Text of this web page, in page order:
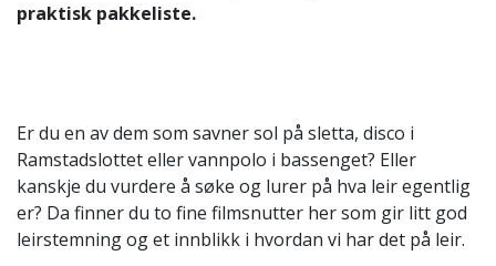
praktisk pakkeliste.
Er du en av dem som savner sol på sletta, disco i
Ramstadslottet eller vannpolo i bassenget? Eller
kanskje du vurdere å søke og lurer på hva leir egentlig
er? Da finner du to fine filmsnutter her som gir litt god
leirstemning og et innblikk i hvordan vi har det på leir.